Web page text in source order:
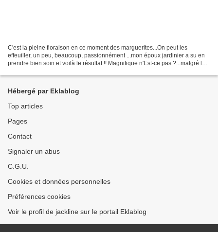
C'est la pleine floraison en ce moment des marguerites...On peut les
effeuiller, un peu, beaucoup, passionnément ...mon époux jardinier a su en
prendre bien soin et voilà le résultat !! Magnifique n'Est-ce pas ?...malgré les
Hébergé par Eklablog
Top articles
Pages
Contact
Signaler un abus
C.G.U.
Cookies et données personnelles
Préférences cookies
Voir le profil de jackline sur le portail Eklablog